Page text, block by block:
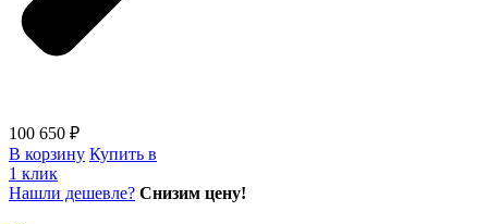
100 650 ₽
В корзину Купить в
1 клик
Нашли дешевле? Снизим цену!